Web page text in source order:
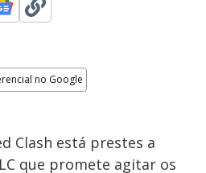
no Google
Clash está prestes a
que promete agitar os